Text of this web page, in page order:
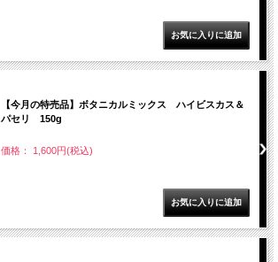
【今月の特売品】ボタニカルミックス ハイビスカス＆
パセリ 150g
価格： 1,600円(税込)